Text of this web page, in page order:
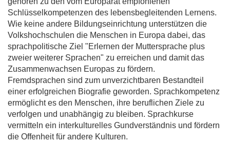
Schlüsselkompetenzen des lebensbegleitenden Lernens.
Wie keine andere Bildungseinrichtung unterstützen die
Volkshochschulen die Menschen in Europa dabei, das
sprachpolitische Ziel "Erlernen der Muttersprache plus
zweier weiterer Sprachen" zu erreichen und damit das
Zusammenwachsen Europas zu fördern.
Fremdsprachen sind zum unverzichtbaren Bestandteil
einer erfolgreichen Biografie geworden. Sprachkompetenz
ermöglicht es den Menschen, ihre beruflichen Ziele zu
verfolgen und unabhängig zu bleiben. Sprachkurse
vermitteln ein interkulturelles Gundverständnis und fördern
die Offenheit für andere Kulturen.